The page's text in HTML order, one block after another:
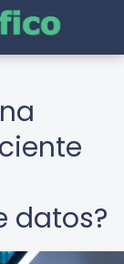
datos?